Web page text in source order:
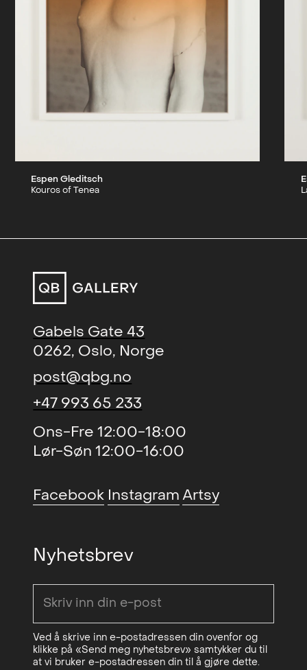
Espen Gleditsch
Kouros of Tenea
Gabels Gate 43
0262, Oslo, Norge
post@qbg.no
+47 993 65 233
Ons-Fre 12:00-18:00
Lør-Søn 12:00-16:00
Facebook InstagramArtsy
Nyhetsbrev
Ved å skrive inn e-postadressen din ovenfor og
klikke på «Send meg nyhetsbrev» samtykker du til
at vi bruker e-postadressen din til å gjøre dette.